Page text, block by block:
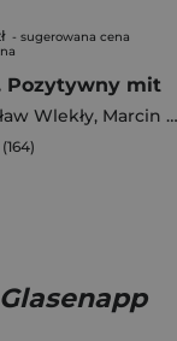
- sugerowana cena
Pozytywny mit
Wlekły, Marcin Napiórkowski